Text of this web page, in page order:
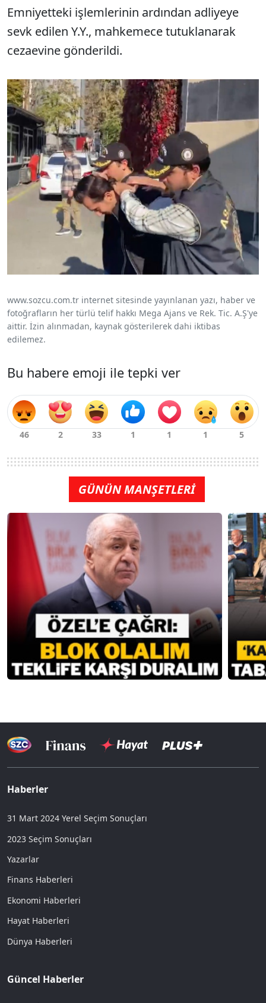
Emniyetteki işlemlerinin ardından adliyeye
sevk edilen Y.Y., mahkemece tutuklanarak
cezaevine gönderildi.
www.sozcu.com.tr internet sitesinde yayınlanan yazı, haber ve
fotoğrafların her türlü telif hakkı Mega Ajans ve Rek. Tic. A.Ş'ye
aittir. İzin alınmadan, kaynak gösterilerek dahi iktibas
edilemez.
Bu habere emoji ile tepki ver
GÜNÜN MANŞETLERİ
Haberler
31 Mart 2024 Yerel Seçim Sonuçları
2023 Seçim Sonuçları
Yazarlar
Finans Haberleri
Ekonomi Haberleri
Hayat Haberleri
Dünya Haberleri
Güncel Haberler